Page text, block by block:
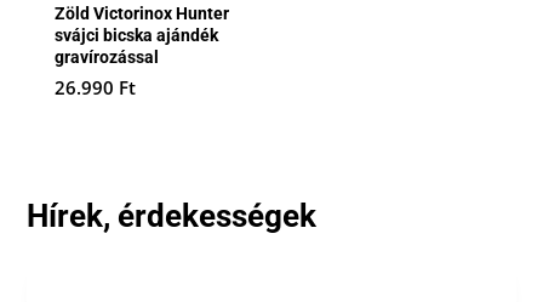
Zöld Victorinox Hunter
svájci bicska ajándék
gravírozással
26.990 Ft
Hírek, érdekességek